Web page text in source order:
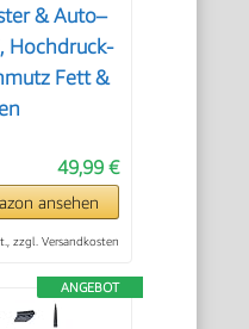
& Auto–
Hochdruck-
Fett &
49,99 €
ansehen
zzgl. Versandkosten
ANGEBOT